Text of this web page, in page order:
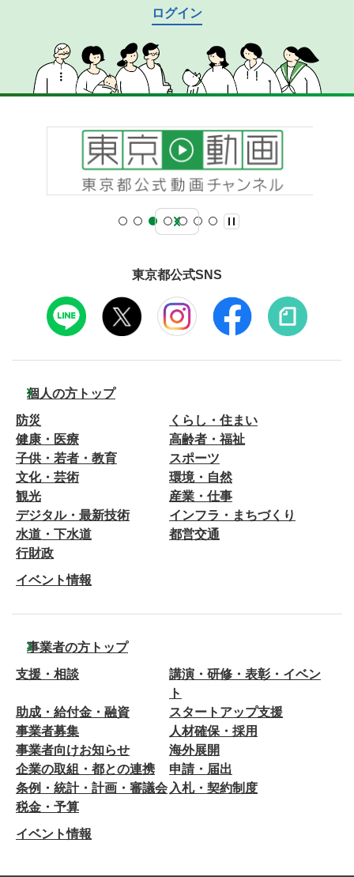
ログイン
東京都公式SNS
個人の方トップ
防災
くらし・住まい
健康・医療
高齢者・福祉
子供・若者・教育
スポーツ
文化・芸術
環境・自然
観光
産業・仕事
デジタル・最新技術
インフラ・まちづくり
水道・下水道
都営交通
行財政
イベント情報
事業者の方トップ
支援・相談
講演・研修・表彰・イベン
ト
助成・給付金・融資
スタートアップ支援
事業者募集
人材確保・採用
事業者向けお知らせ
海外展開
企業の取組・都との連携
申請・届出
条例・統計・計画・審議会 入札・契約制度
税金・予算
イベント情報